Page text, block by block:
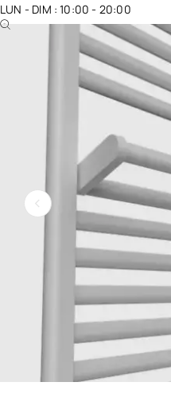
LUN - DIM : 10:00 - 20:00